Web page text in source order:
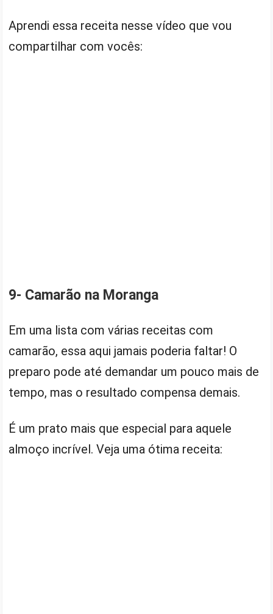
Aprendi essa receita nesse vídeo que vou
compartilhar com vocês:
9- Camarão na Moranga
Em uma lista com várias receitas com
camarão, essa aqui jamais poderia faltar! O
preparo pode até demandar um pouco mais de
tempo, mas o resultado compensa demais.
É um prato mais que especial para aquele
almoço incrível. Veja uma ótima receita: